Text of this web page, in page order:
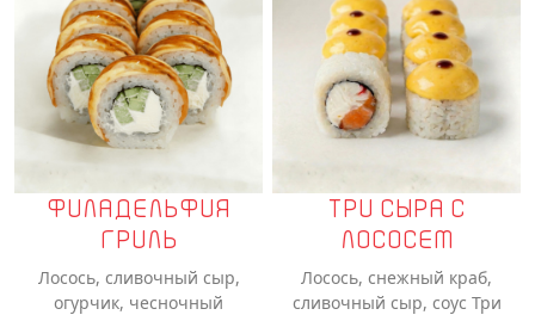
ФИЛАДЕЛЬФИЯ
ГРИЛЬ
Лосось, сливочный сыр,
огурчик, чесночный
ТРИ СЫРА С
ЛОСОСЕМ
Лосось, снежный краб,
сливочный сыр, соус Три